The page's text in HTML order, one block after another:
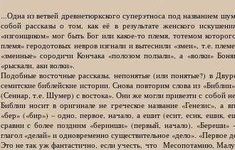
...Одна из ветвей древнетюркского суперэтноса под
собой рассказы о том, как её в результате женского
«изгонщиком» мог быть Бог или какое-то племя, тотемом
племя» геродотовых невров изгнали и вытеснили «змеи», т.е.
«змеиные» сородичи Кончака «полозом ползали», а «волки»
«рыскали, аки волки».
Подобные восточные рассказы, непонятые (или понятые?) в
семитские библейские истории. Снова повторим слова из
(Сеннар, т.е. Шумер) с востока». Они же могли привезти с собой
Библии носит в оригинале не греческое название «Генезис», а
«бер» («бир») – одно, первое, начало, а ешит (есит, есик, ешик,
сравни с более поздним «беринши» (первый, начало).
глагол «делай» и одновременно существительное «дело». «Первое
Это не так уж фантастично, если учесть, что Месопотамию,